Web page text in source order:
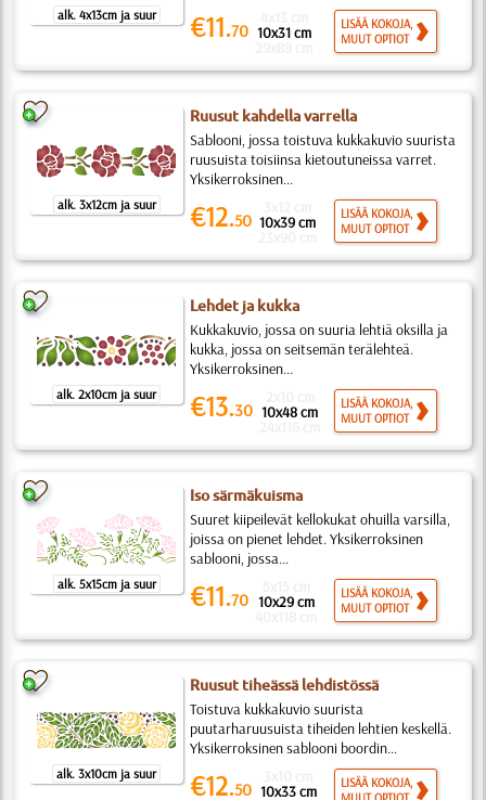
alk. 4x13cm ja suur €11.70 10x31 cm
LISÄÄ KOKOJA,
MUUT OPTIOT
alk. 3x12cm ja suur
Ruusut kahdella varrella
Sablooni, jossa toistuva kukkakuvio suurista
ruusuista toisiinsa kietoutuneissa varret.
Yksikerroksinen...
€12.50 10x39 cm
LISÄÄ KOKOJA,
MUUT OPTIOT
alk. 2x10cm ja suur
Lehdet ja kukka
Kukkakuvio, jossa on suuria lehtiä oksilla ja
kukka, jossa on seitsemän terälehteä.
Yksikerroksinen...
€13.30 10x48 cm
LISÄÄ KOKOJA,
MUUT OPTIOT
alk. 5x15cm ja suur
Iso särmäkuisma
Suuret kiipeilevät kellokukat ohuilla varsilla,
joissa on pienet lehdet. Yksikerroksinen
sablooni, jossa...
€11.70 10x29 cm
LISÄÄ KOKOJA,
MUUT OPTIOT
alk. 3x10cm ja suur
Ruusut tiheässä lehdistössä
Toistuva kukkakuvio suurista
puutarharuusuista tiheiden lehtien keskellä.
Yksikerroksinen sablooni boordin...
€12.50 10x33 cm
LISÄÄ KOKOJA,